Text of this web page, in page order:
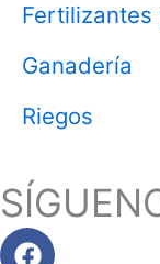
Ganadería
Riegos
Facebook
Linkedin
Instagram